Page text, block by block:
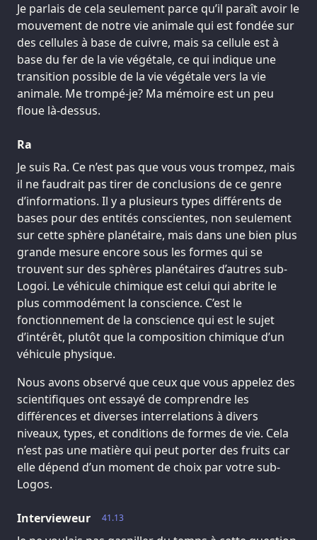
Je parlais de cela seulement parce qu’il paraît avoir le
mouvement de notre vie animale qui est fondée sur
des cellules à base de cuivre, mais sa cellule est à
base du fer de la vie végétale, ce qui indique une
transition possible de la vie végétale vers la vie
animale. Me trompé-je? Ma mémoire est un peu
floue là-dessus.
Ra
Je suis Ra. Ce n’est pas que vous vous trompez, mais
il ne faudrait pas tirer de conclusions de ce genre
d’informations. Il y a plusieurs types différents de
bases pour des entités conscientes, non seulement
sur cette sphère planétaire, mais dans une bien plus
grande mesure encore sous les formes qui se
trouvent sur des sphères planétaires d’autres sub-
Logoi. Le véhicule chimique est celui qui abrite le
plus commodément la conscience. C’est le
fonctionnement de la conscience qui est le sujet
d’intérêt, plutôt que la composition chimique d’un
véhicule physique.
Nous avons observé que ceux que vous appelez des
scientifiques ont essayé de comprendre les
différences et diverses interrelations à divers
niveaux, types, et conditions de formes de vie. Cela
n’est pas une matière qui peut porter des fruits car
elle dépend d’un moment de choix par votre sub-
Logos.
41.13
Intervieweur